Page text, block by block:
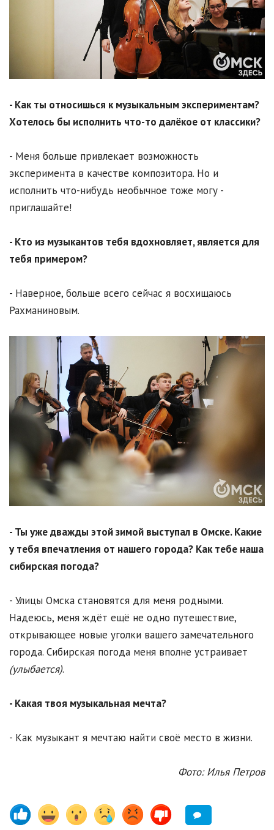
- Как ты относишься к музыкальным экспериментам?
Хотелось бы исполнить что-то далёкое от классики?
- Меня больше привлекает возможность
эксперимента в качестве композитора. Но и
исполнить что-нибудь необычное тоже могу -
приглашайте!
- Кто из музыкантов тебя вдохновляет, является для
тебя примером?
- Наверное, больше всего сейчас я восхищаюсь
Рахманиновым.
- Ты уже дважды этой зимой выступал в Омске. Какие
у тебя впечатления от нашего города? Как тебе наша
сибирская погода?
- Улицы Омска становятся для меня родными.
Надеюсь, меня ждёт ещё не одно путешествие,
открывающее новые уголки вашего замечательного
города. Сибирская погода меня вполне устраивает
(улыбается).
- Какая твоя музыкальная мечта?
- Как музыкант я мечтаю найти своё место в жизни.
Фото: Илья Петров